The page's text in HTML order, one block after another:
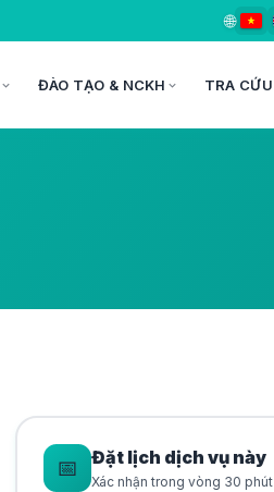
🌐
ĐÀO TẠO & NCKH TRA CỨU
📅 Đặt lịch dịch vụ này
Xác nhận trong vòng 30 phút